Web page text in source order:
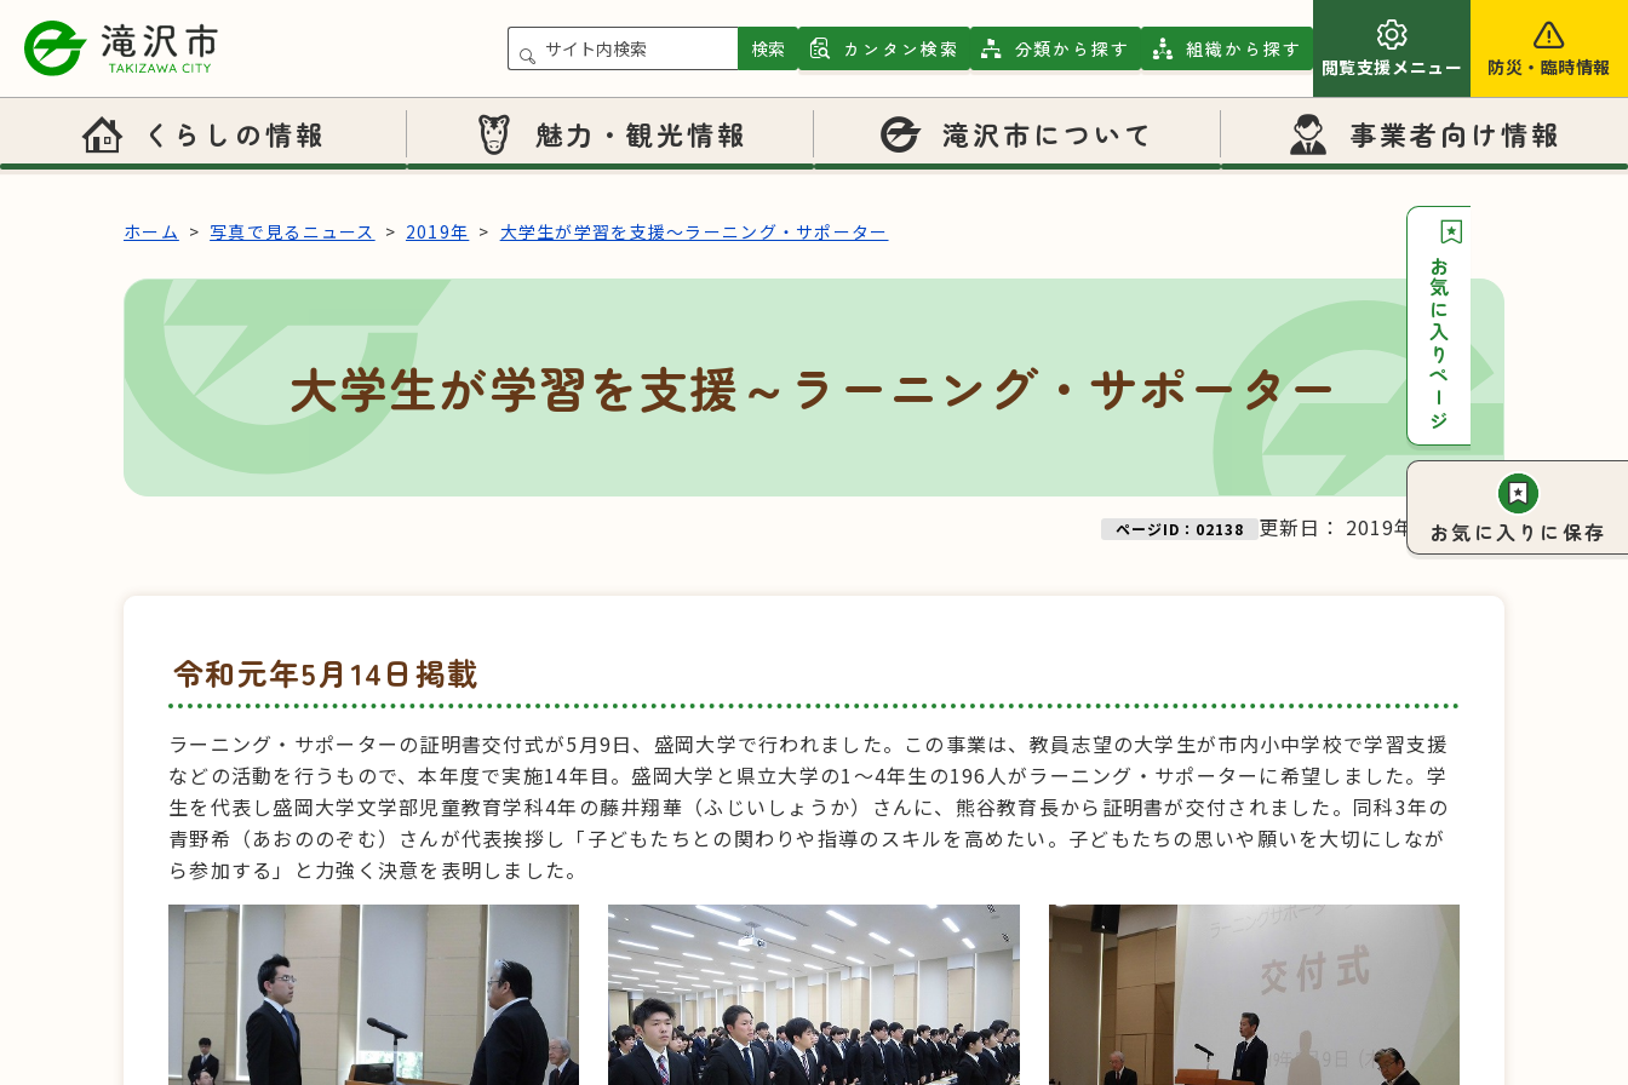
本文へスキップ
検索 カンタン検索 分類から探す 組織から探す
閲覧支援メニュー 防災 ・ 臨時情報
くらしの情報 魅力・観光情報 滝沢市について 事業者向け情報
お気に入りページ
お気に入りに保存
ホーム 写真で見るニュース 2019年 大学生が学習を支援～ラーニング・サポーター
大学生が学習を支援～ラーニング・サポーター
ページID：02138 更新日： 2019年05月14日
令和元年5月14日掲載
ラーニング・サポーターの証明書交付式が5月9日、盛岡大学で行われました。この事業は、教員志望の大学生が市内小中学校で学習支援
などの活動を行うもので、本年度で実施14年目。盛岡大学と県立大学の1～4年生の196人がラーニング・サポーターに希望しました。学
生を代表し盛岡大学文学部児童教育学科4年の藤井翔華（ふじいしょうか）さんに、熊谷教育長から証明書が交付されました。同科3年の
青野希（あおののぞむ）さんが代表挨拶し「子どもたちとの関わりや指導のスキルを高めたい。子どもたちの思いや願いを大切にしなが
ら参加する」と力強く決意を表明しました。